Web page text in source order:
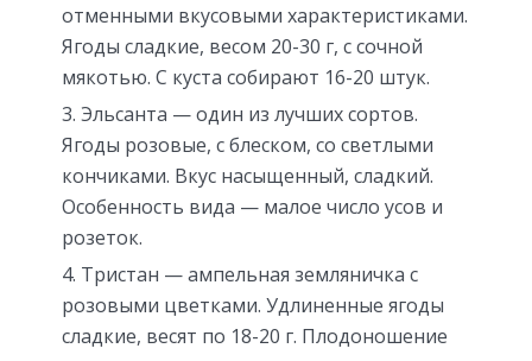
отменными вкусовыми характеристиками.
Ягоды сладкие, весом 20-30 г, с сочной
мякотью. С куста собирают 16-20 штук.
Эльсанта — один из лучших сортов.
Ягоды розовые, с блеском, со светлыми
кончиками. Вкус насыщенный, сладкий.
Особенность вида — малое число усов и
розеток.
Тристан — ампельная земляничка с
розовыми цветками. Удлиненные ягоды
сладкие, весят по 18-20 г. Плодоношение